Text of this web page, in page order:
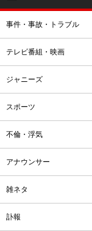
事件・事故・トラブル
テレビ番組・映画
ジャニーズ
スポーツ
不倫・浮気
アナウンサー
雑ネタ
訃報